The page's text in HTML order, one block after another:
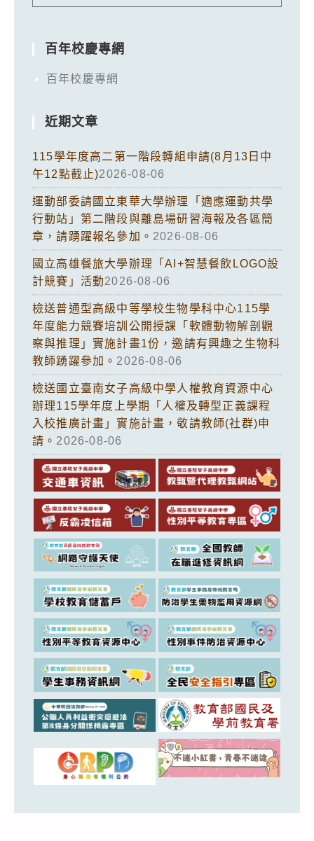
百年校慶專網
百年校慶專網
近期文章
115學年度高二第一階段轉組申請(8月13日中
午12點截止)2026-08-06
運動部委請國立東華大學辦理「適應運動共學
行動站」第二階段與離島場研習海報及各區簡
章，請踴躍報名參加。 2026-08-06
國立高雄餐旅大學辦理「AI+智慧餐飲LOGO設
計競賽」活動2026-08-06
檢送普通型高級中等學校生物學科中心115學
年度能力競賽培訓公開授課「軟體動物解剖觀
察與推理」實施計畫1份，邀請有興趣之生物科
教師踴躍參加。 2026-08-06
檢送國立臺南女子高級中學人權教育資源中心
辦理115學年度上學期「人權及轉型正義課程
入校推廣計畫」實施計畫，敬請教師(社群)申
請。 2026-08-06